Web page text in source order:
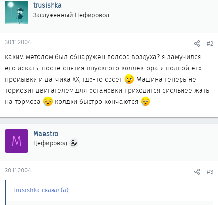
trusishka
Заслуженный Цефировод
30.11.2004 #2
каким методом был обнаружен подсос воздуха? я замучился
его искать, после снятия впускного коллектора и полной его
промывки и датчика XX, где-то сосет
Машина теперь не
тормозит двигателем для остановки приходится сисльнее жать
на тормоза
колдки быстро кончаются
M Maestro
Цефировод
30.11.2004 #3
Trusishka сказал(а):